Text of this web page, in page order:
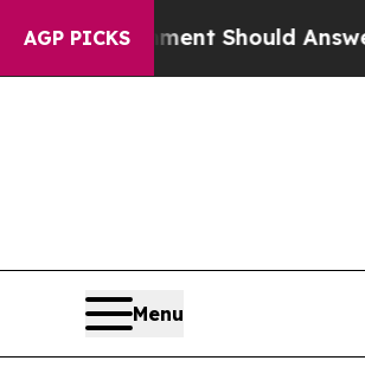
AGP PICKS Should Answer
Menu